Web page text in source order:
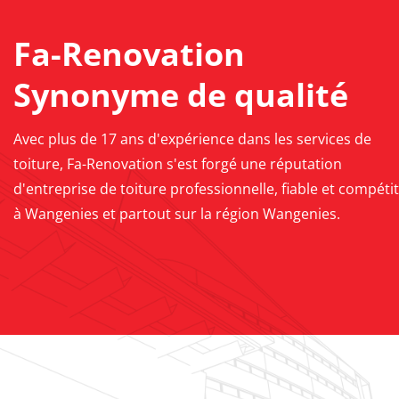
Fa-Renovation
Synonyme de qualité
Avec plus de 17 ans d'expérience dans les services de
toiture, Fa-Renovation s'est forgé une réputation
d'entreprise de toiture professionnelle, fiable et
à Wangenies et partout sur la région Wangenies.